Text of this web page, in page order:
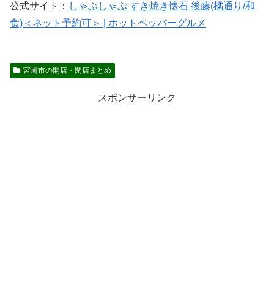
公式サイト： しゃぶしゃぶ すき焼き懐石 後藤(橘通り/和
食)＜ネット予約可＞ | ホットペッパーグルメ
宮崎市の開店・閉店まとめ
スポンサーリンク